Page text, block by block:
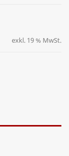
exkl. 19 % MwSt.